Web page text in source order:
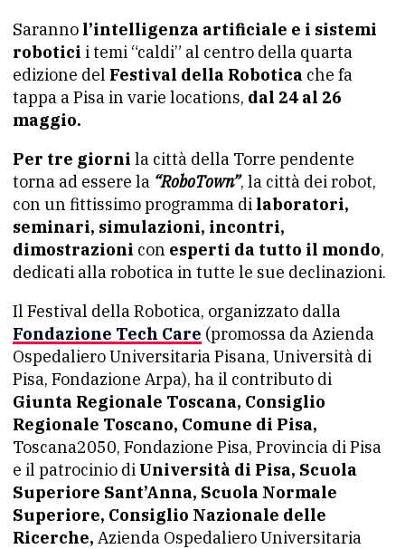
Saranno l’intelligenza artificiale e i sistemi
robotici i temi “caldi” al centro della quarta
edizione del Festival della Robotica che fa
tappa a Pisa in varie locations, dal 24 al 26
maggio.
Per tre giorni la città della Torre pendente
torna ad essere la “RoboTown”, la città dei robot,
con un fittissimo programma di laboratori,
seminari, simulazioni, incontri,
dimostrazioni con esperti da tutto il mondo,
dedicati alla robotica in tutte le sue declinazioni.
Il Festival della Robotica, organizzato dalla
Fondazione Tech Care (promossa da Azienda
Ospedaliero Universitaria Pisana, Università di
Pisa, Fondazione Arpa), ha il contributo di
Giunta Regionale Toscana, Consiglio
Regionale Toscano, Comune di Pisa,
Toscana2050, Fondazione Pisa, Provincia di Pisa
e il patrocinio di Università di Pisa, Scuola
Superiore Sant’Anna, Scuola Normale
Superiore, Consiglio Nazionale delle
Ricerche, Azienda Ospedaliero Universitaria